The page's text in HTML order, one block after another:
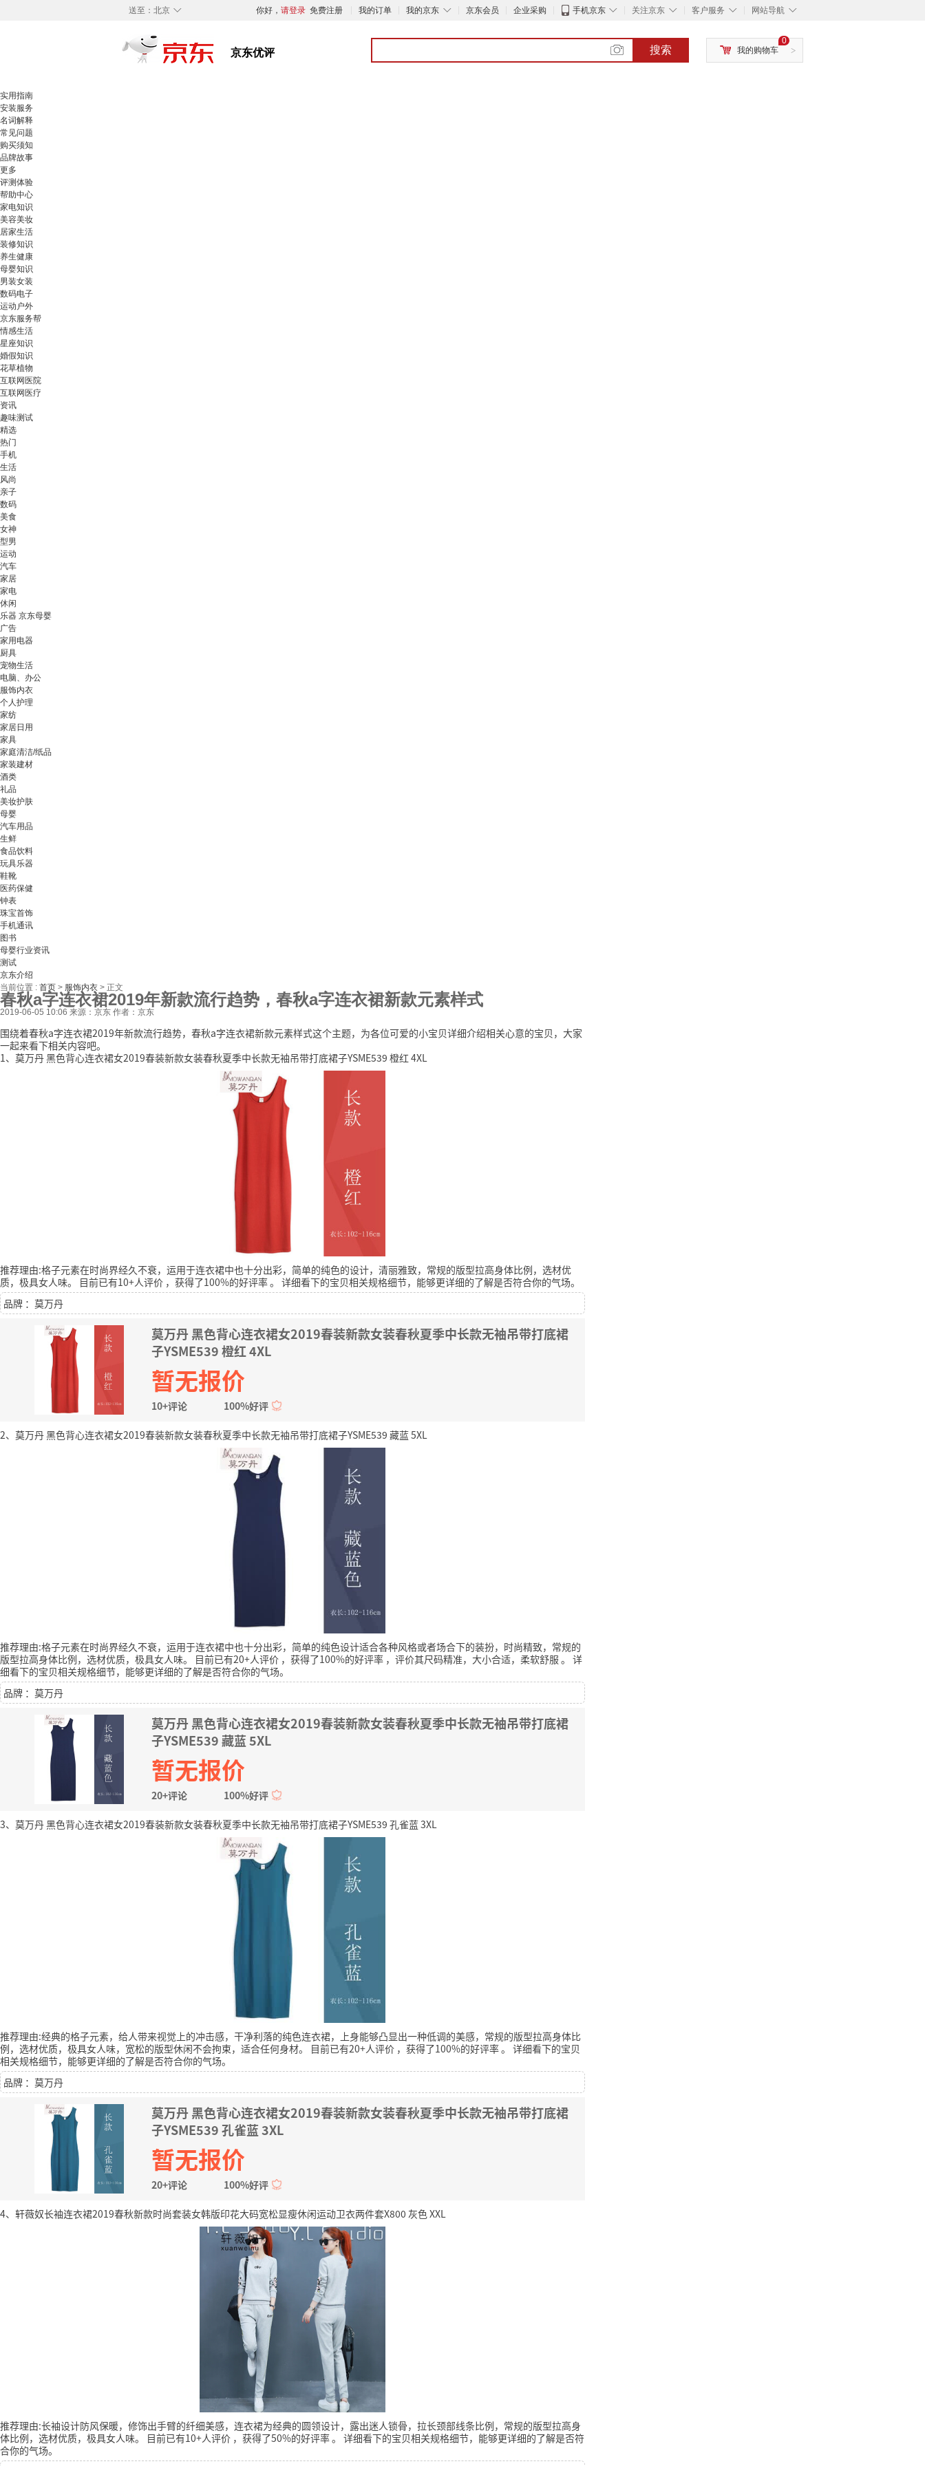
◇
送至： 北京 你好， 请登录 免费注册 我的订单 ◇
我的京东 京东会员 企业采购 ◇
手机京东 ◇
关注京东 ◇
客户服务 ◇
网站导航
搜索 >
0
我的购物车
实用指南
安装服务
名词解释
常见问题
购买须知
品牌故事
更多
评测体验
帮助中心
家电知识
美容美妆
居家生活
装修知识
养生健康
母婴知识
男装女装
数码电子
运动户外
京东服务帮
情感生活
星座知识
婚假知识
花草植物
互联网医院
互联网医疗
资讯
趣味测试
精选
热门
手机
生活
风尚
亲子
数码
美食
女神
型男
运动
汽车
家居
家电
休闲
乐器 京东母婴
广告
家用电器
厨具
宠物生活
电脑、办公
服饰内衣
个人护理
家纺
家居日用
家具
家庭清洁/纸品
家装建材
酒类
礼品
美妆护肤
母婴
汽车用品
生鲜
食品饮料
玩具乐器
鞋靴
医药保健
钟表
珠宝首饰
手机通讯
图书
母婴行业资讯
测试
京东介绍
当前位置 : 首页 > 服饰内衣 > 正文
春秋a字连衣裙2019年新款流行趋势，春秋a字连衣裙新款元素样式
2019-06-05 10:06 来源：京东 作者：京东
围绕着春秋a字连衣裙2019年新款流行趋势，春秋a字连衣裙新款元素样式这个主题，为各位可爱的小宝贝详细介绍相关心意的宝贝，大家
一起来看下相关内容吧。
1、莫万丹 黑色背心连衣裙女2019春装新款女装春秋夏季中长款无袖吊带打底裙子YSME539 橙红 4XL
推荐理由:格子元素在时尚界经久不衰，运用于连衣裙中也十分出彩，简单的纯色的设计，清丽雅致，常规的版型拉高身体比例，选材优
质，极具女人味。
目前已有10+人评价 ，获得了100%的好评率。 详细看下的宝贝相关规格细节，能够更详细的了解是否符合你的气场。
品牌 ：莫万丹
莫万丹 黑色背心连衣裙女2019春装新款女装春秋夏季中长款无袖吊带打底裙
子YSME539 橙红 4XL
暂无报价
10+评论 100%好评
2、莫万丹 黑色背心连衣裙女2019春装新款女装春秋夏季中长款无袖吊带打底裙子YSME539 藏蓝 5XL
推荐理由:格子元素在时尚界经久不衰，运用于连衣裙中也十分出彩，简单的纯色设计适合各种风格或者场合下的装扮，时尚精致，常规的
版型拉高身体比例，选材优质，极具女人味。
目前已有20+人评价 ，获得了100%的好评率 ，评价其尺码精准，大小合适，柔软舒服 。 详
细看下的宝贝相关规格细节，能够更详细的了解是否符合你的气场。
品牌 ：莫万丹
莫万丹 黑色背心连衣裙女2019春装新款女装春秋夏季中长款无袖吊带打底裙
子YSME539 藏蓝 5XL
暂无报价
20+评论 100%好评
3、莫万丹 黑色背心连衣裙女2019春装新款女装春秋夏季中长款无袖吊带打底裙子YSME539 孔雀蓝 3XL
推荐理由:经典的格子元素，给人带来视觉上的冲击感，干净利落的纯色连衣裙，上身能够凸显出一种低调的美感，常规的版型拉高身体比
例，选材优质，极具女人味，宽松的版型休闲不会拘束，适合任何身材。
目前已有20+人评价 ，获得了100%的好评率。 详细看下的宝贝
相关规格细节，能够更详细的了解是否符合你的气场。
品牌 ：莫万丹
莫万丹 黑色背心连衣裙女2019春装新款女装春秋夏季中长款无袖吊带打底裙
子YSME539 孔雀蓝 3XL
暂无报价
20+评论 100%好评
4、轩薇奴长袖连衣裙2019春秋新款时尚套装女韩版印花大码宽松显瘦休闲运动卫衣两件套X800 灰色 XXL
推荐理由:长袖设计防风保暖，修饰出手臂的纤细美感，连衣裙为经典的圆领设计，露出迷人锁骨，拉长颈部线条比例，常规的版型拉高身
体比例，选材优质，极具女人味。
目前已有10+人评价 ，获得了50%的好评率。 详细看下的宝贝相关规格细节，能够更详细的了解是否符
合你的气场。